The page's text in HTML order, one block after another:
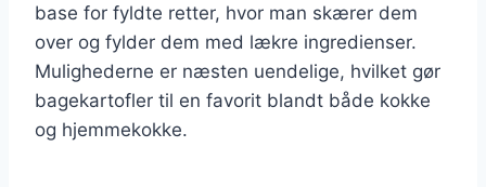
base for fyldte retter, hvor man skærer dem
over og fylder dem med lækre ingredienser.
Mulighederne er næsten uendelige, hvilket gør
bagekartofler til en favorit blandt både kokke
og hjemmekokke.